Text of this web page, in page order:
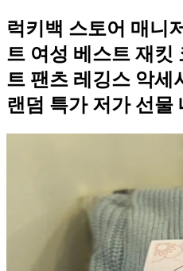
럭키백 스토어 매니
트 여성 베스트 재킷
트 팬츠 레깅스 악세
랜덤 특가 저가 선물